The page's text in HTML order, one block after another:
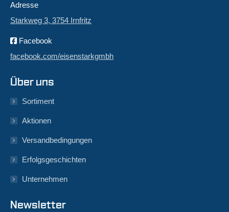
Adresse
Starkweg 3, 3754 Irnfritz
Facebook
facebook.com/eisenstarkgmbh
Über uns
Sortiment
Aktionen
Versandbedingungen
Erfolgsgeschichten
Unternehmen
Newsletter